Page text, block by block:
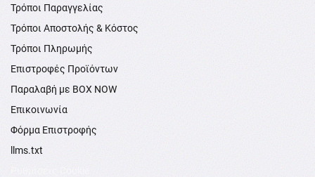
Τρόποι Παραγγελίας
Τρόποι Αποστολής & Κόστος
Τρόποι Πληρωμής
Επιστροφές Προϊόντων
Παραλαβή με BOX NOW
Επικοινωνία
Φόρμα Επιστροφής
llms.txt